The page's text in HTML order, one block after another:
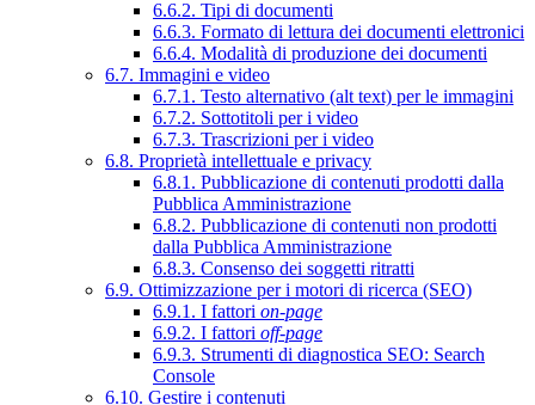
6.6.2. Tipi di documenti
6.6.3. Formato di lettura dei documenti elettronici
6.6.4. Modalità di produzione dei documenti
6.7. Immagini e video
6.7.1. Testo alternativo (alt text) per le immagini
6.7.2. Sottotitoli per i video
6.7.3. Trascrizioni per i video
6.8. Proprietà intellettuale e privacy
6.8.1. Pubblicazione di contenuti prodotti dalla
Pubblica Amministrazione
6.8.2. Pubblicazione di contenuti non prodotti
dalla Pubblica Amministrazione
6.8.3. Consenso dei soggetti ritratti
6.9. Ottimizzazione per i motori di ricerca (SEO)
6.9.1. I fattori on-page
6.9.2. I fattori off-page
6.9.3. Strumenti di diagnostica SEO: Search
Console
6.10. Gestire i contenuti